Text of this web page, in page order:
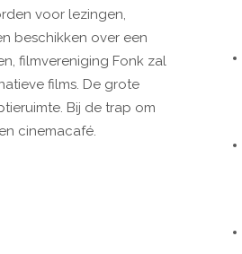
voor lezingen,
beschikken over een
filmvereniging Fonk zal
films. De grote
Bij de trap om
cinemacafé.